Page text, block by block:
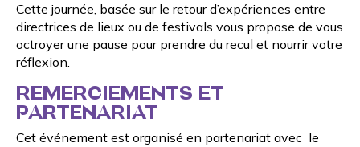
Cette journée, basée sur le retour d’expériences entre
directrices de lieux ou de festivals vous propose de vous
octroyer une pause pour prendre du recul et nourrir votre
réflexion.
REMERCIEMENTS ET
PARTENARIAT
Cet événement est organisé en partenariat avec le